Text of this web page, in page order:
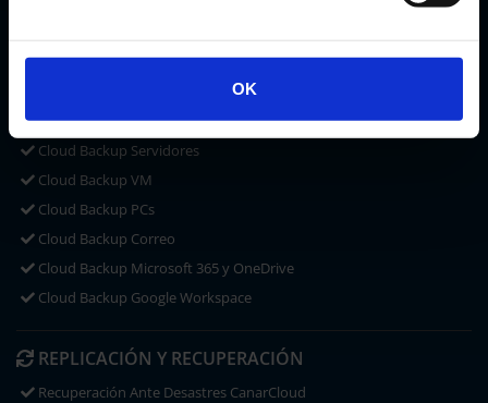
OK
CLOUD BACKUPACRONIS CYBER PROTECT
Cloud Backup Servidores
Cloud Backup VM
Cloud Backup PCs
Cloud Backup Correo
Cloud Backup Microsoft 365 y OneDrive
Cloud Backup Google Workspace
REPLICACIÓN Y RECUPERACIÓN
Recuperación Ante Desastres CanarCloud